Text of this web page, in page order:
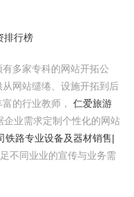
排行榜
多家专科的网站开拓公
从网站缱绻、设施开拓到后
的行业教师， 仁爱旅游
企业需求定制个性化的网站
铁路专业设备及器材销售|
不同业业的宣传与业务需